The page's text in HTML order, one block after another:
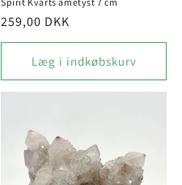
Normalpris
259,00 DKK
Læg i indkøbskurv